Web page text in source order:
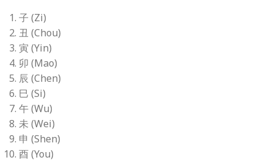
子 (Zi)
丑 (Chou)
寅 (Yin)
卯 (Mao)
辰 (Chen)
巳 (Si)
午 (Wu)
未 (Wei)
申 (Shen)
酉 (You)